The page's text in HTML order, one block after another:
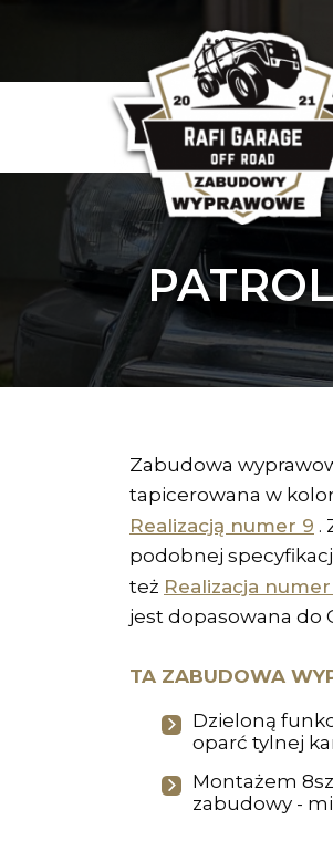
Zabudowa
tapicerowana w
Realizacją numer 9 .
podobnej
też Realizacja numer
jest dopasowana do
TA ZABUDOWA
Dzieloną
oparć tylnej
Montażem
zabudowy -